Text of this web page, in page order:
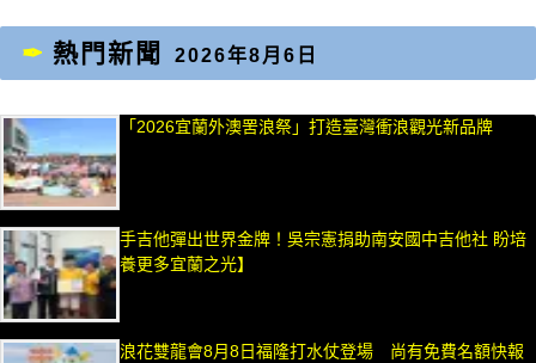
熱門新聞 2026年8月6日
「2026宜蘭外澳罟浪祭」打造臺灣衝浪觀光新品牌
手吉他彈出世界金牌！吳宗憲捐助南安國中吉他社 盼培
養更多宜蘭之光】
浪花雙龍會8月8日福隆打水仗登場 尚有免費名額快報